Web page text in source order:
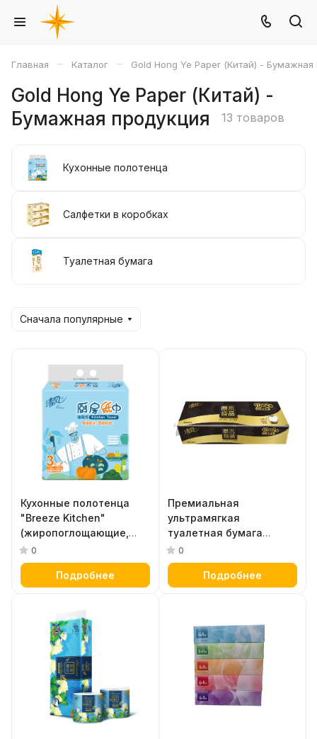
Главная – Каталог – Gold Hong Ye Paper (Китай) - Бумажная
Gold Hong Ye Paper (Китай) -
Бумажная продукция
13 товаров
Кухонные полотенца
Салфетки в коробках
Туалетная бумага
Сначала популярные
Кухонные полотенца
"Breeze Kitchen"
(жиропоглощающие,
быстровпитывающие,
двухслойные, плотные,
с тиснёным рисунком)
0
Подробнее
Премиальная
ультрамягкая
туалетная бумага
"Breeze Black gold"
(четырёхслойная, с
тиснёным рисунком) 15
0
Подробнее